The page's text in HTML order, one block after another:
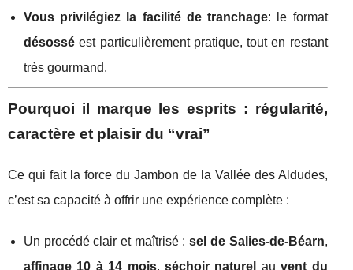
Vous privilégiez la facilité de tranchage: le format
désossé est particulièrement pratique, tout en restant
très gourmand.
Pourquoi il marque les esprits : régularité,
caractère et plaisir du “vrai”
Ce qui fait la force du Jambon de la Vallée des Aldudes,
c’est sa capacité à offrir une expérience complète :
Un procédé clair et maîtrisé :sel de Salies-de-Béarn,
affinage 10 à 14 mois,séchoir naturel auvent du